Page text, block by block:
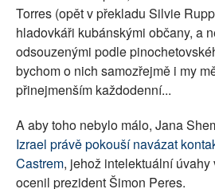
Torres (opět v překladu Silvie
hladovkáři kubánskými občany, a
odsouzenými podle
bychom o nich samozřejmě i my
přinejmenším každodenní...
A aby toho nebylo málo, Jana
Izrael právě pokouší navázat
Castrem, jehož intelektuální
ocenil prezident Šimon Peres.